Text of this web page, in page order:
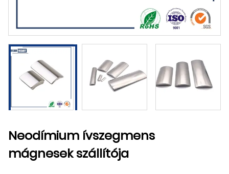
Neodímium ívszegmens
mágnesek szállítója